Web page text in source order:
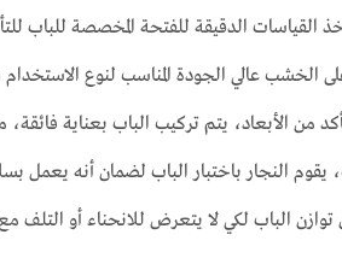
القياسات الدقيقة للفتحة المخصصة للباب
الخشب عالي الجودة المناسب لنوع
من الأبعاد، يتم تركيب الباب بعناية
يقوم النجار باختبار الباب لضمان أنه
الباب لكي لا يتعرض للانحناء أو التلف